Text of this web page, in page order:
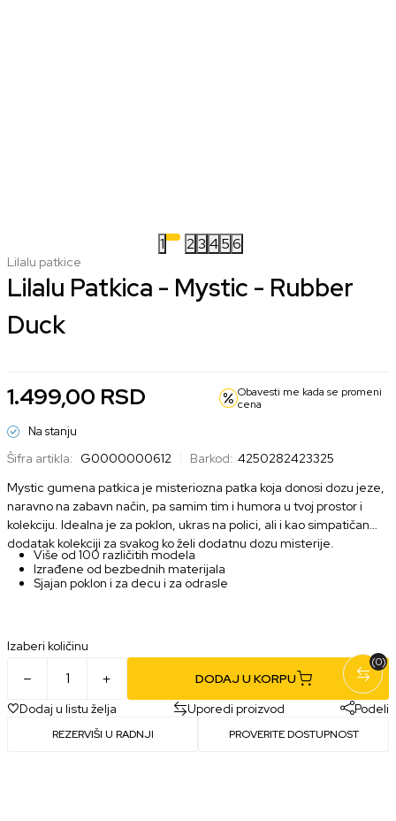
1 23 456
Lilalu patkice
Lilalu Patkica - Mystic - Rubber
Duck
1.499,00 RSD
Obavesti me kada se promeni
cena
Na stanju
Šifra artikla: G0000000612 Barkod: 4250282423325
Mystic gumena patkica je misteriozna patka koja donosi dozu jeze,
naravno na zabavn način, pa samim tim i humora u tvoj prostor i
kolekciju. Idealna je za poklon, ukras na polici, ali i kao simpatičan
dodatak kolekciji za svakog ko želi dodatnu dozu misterije.
Više od 100 različitih modela
Izrađene od bezbednih materijala
Sjajan poklon i za decu i za odrasle
Izaberi količinu
DODAJ U KORPU
Dodaj u listu želja
Uporedi proizvod Podeli
REZERVIŠI U RADNJI PROVERITE DOSTUPNOST
(0)